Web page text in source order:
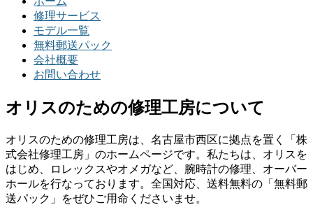
修理サービス
モデル一覧
無料郵送パック
会社概要
お問い合わせ
オリスのための修理工房について
オリスのための修理工房は、名古屋市西区に拠点を置く「株
式会社修理工房」のホームページです。私たちは、オリスを
はじめ、ロレックスやオメガなど、腕時計の修理、オーバー
ホールを行なっております。全国対応、送料無料の「無料郵
送パック」をぜひご用命くださいませ。